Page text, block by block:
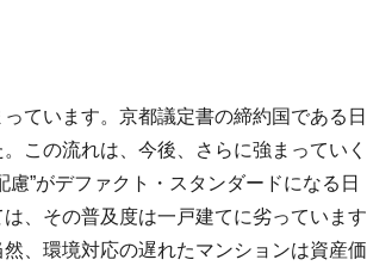
ています。京都議定書の締約国である日
この流れは、今後、さらに強まっていく
”がデファクト・スタンダードになる日
、その普及度は一戸建てに劣っています
、環境対応の遅れたマンションは資産価